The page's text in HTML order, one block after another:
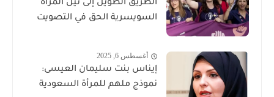
الطريق الطويل إلى نيل المرأة
السويسرية الحق في التصويت
أغسطس 6, 2025
إيناس بنت سليمان العيسى:
نموذج ملهم للمرأة السعودية